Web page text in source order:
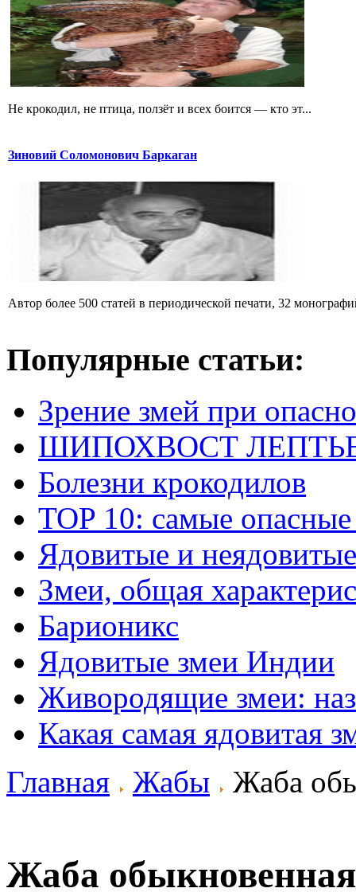
Не крокодил, не птица, ползёт и всех боится — кто эт...
Зиновий Соломонович Баркаган
Автор более 500 статей в периодической печати, 32
Популярные статьи:
Зрение змей при
ШИПОХВОСТ
Болезни крокодилов
TOP 10: самые
Ядовитые и
Змеи, общая
Барионикс
Ядовитые змеи Индии
Живородящие змеи:
Какая самая ядовитая
Главная
Жабы Жаба
Жаба обыкновенная